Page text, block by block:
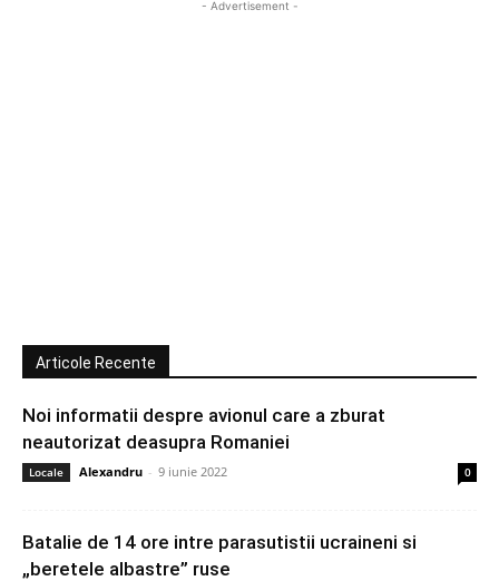
- Advertisement -
Articole Recente
Noi informatii despre avionul care a zburat
neautorizat deasupra Romaniei
Locale Alexandru - 9 iunie 2022 0
Batalie de 14 ore intre parasutistii ucraineni si
„beretele albastre” ruse